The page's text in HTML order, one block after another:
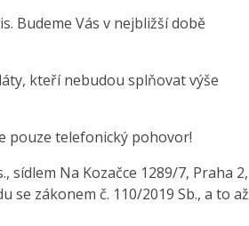
Budeme Vás v nejbližší době
kteří nebudou splňovat výše
pouze telefonický pohovor!
sídlem Na Kozačce 1289/7, Praha 2,
zákonem č. 110/2019 Sb., a to až